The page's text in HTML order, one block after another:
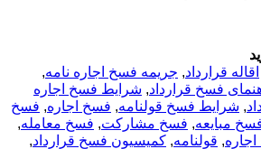
اقاله قرارداد, جریمه فسخ اجاره نامه,
فسخ قرارداد, شرایط فسخ اجاره
, شرایط فسخ قولنامه, فسخ اجاره, فسخ
مبایعه, فسخ مشارکت, فسخ معامله,
اجاره, قولنامه, کمیسیون فسخ قرارداد,